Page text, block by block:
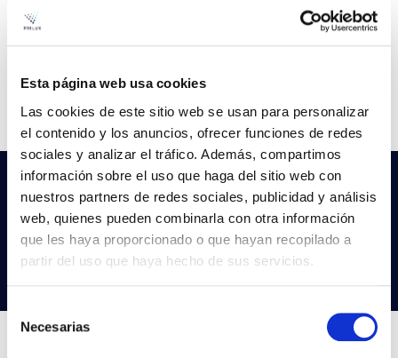
Esta página web usa cookies
Las cookies de este sitio web se usan para personalizar
el contenido y los anuncios, ofrecer funciones de redes
sociales y analizar el tráfico. Además, compartimos
información sobre el uso que haga del sitio web con
nuestros partners de redes sociales, publicidad y análisis
web, quienes pueden combinarla con otra información
que les haya proporcionado o que hayan recopilado a
partir del uso que haya hecho de sus servicios.
Selección
Necesarias
VER +
W 6
Fluxo
CCT 4.000K
Curva
Não encontras o que procuras?
Experimenta a nossa pesquisa avançada
Procurar produtos